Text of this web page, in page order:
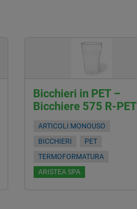
Bicchieri in PET –
Bicchiere 575 R-PET
ARTICOLI MONOUSO
BICCHIERI
PET
TERMOFORMATURA
ARISTEA SPA